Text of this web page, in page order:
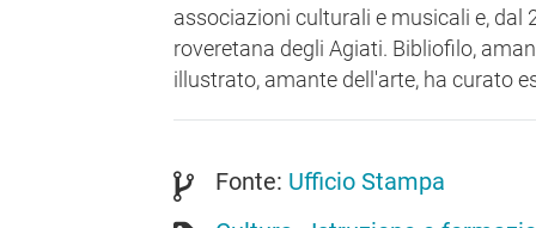
associazioni culturali e musicali e, dal
roveretana degli Agiati. Bibliofilo,
illustrato, amante dell'arte, ha curato
Fonte: Ufficio Stampa